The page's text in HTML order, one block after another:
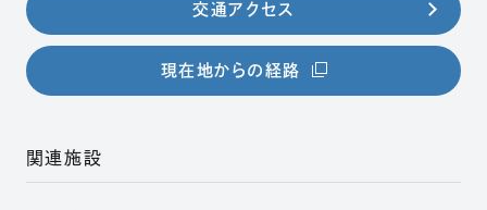
交通アクセス
現在地からの経路 （別ウィンドウで開きま
関連施設